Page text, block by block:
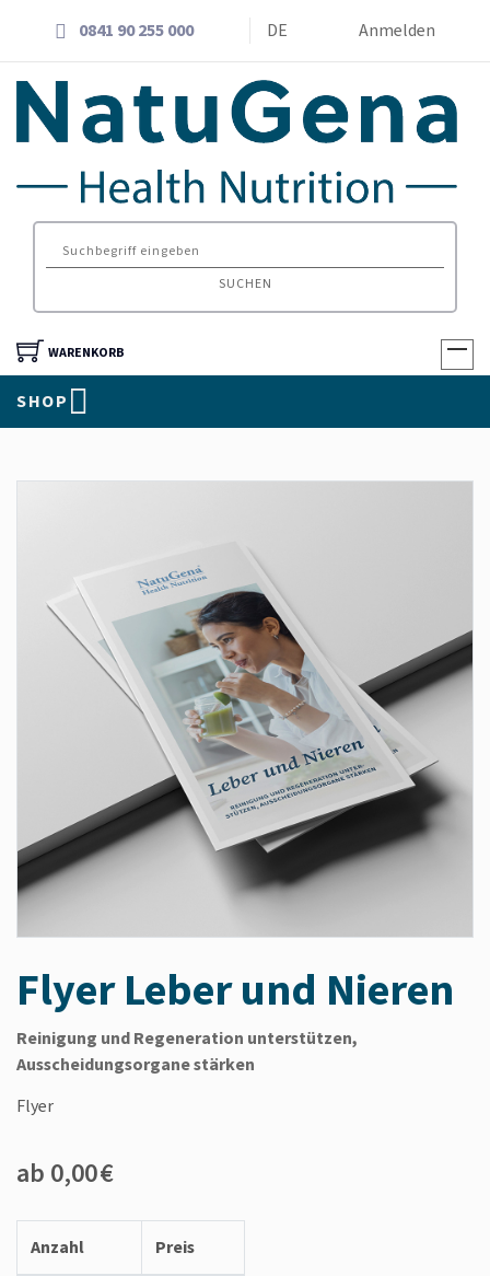
0841 90 255 000 DE Anmelden
SUCHEN
WARENKORB
SHOP
Flyer Leber und Nieren
Reinigung und Regeneration unterstützen,
Ausscheidungsorgane stärken
Flyer
ab 0,00 €
Anzahl Preis